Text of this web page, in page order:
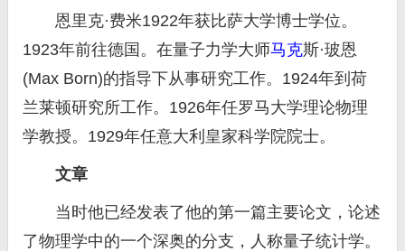
恩里克·费米1922年获比萨大学博士学位。
1923年前往德国。在量子力学大师马克斯·玻恩
(Max Born)的指导下从事研究工作。1924年到荷
兰莱顿研究所工作。1926年任罗马大学理论物理
学教授。1929年任意大利皇家科学院院士。
文章
当时他已经发表了他的第一篇主要论文，论述
了物理学中的一个深奥的分支，人称量子统计学。